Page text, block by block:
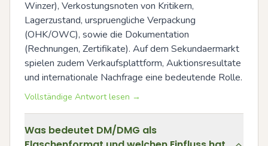
Winzer), Verkostungsnoten von Kritikern,
Lagerzustand, urspruengliche Verpackung
(OHK/OWC), sowie die Dokumentation
(Rechnungen, Zertifikate). Auf dem Sekundaermarkt
spielen zudem Verkaufsplattform, Auktionsresultate
und internationale Nachfrage eine bedeutende Rolle.
Vollständige Antwort lesen →
Was bedeutet DM/DMG als